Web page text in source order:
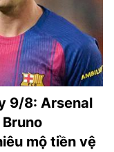
9/8: Arsenal
mộ tiền vệ